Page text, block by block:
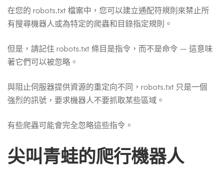
在您的 robots.txt 檔案中，您可以建立通配符規則來禁止所
有搜尋機器人或為特定的爬蟲和目錄指定規則。
但是，請記住 robots.txt 條目是指令，而不是命令 – 這意味
著它們可以被忽略。
與阻止伺服器提供資源的重定向不同，robots.txt 只是一個
強烈的訊號，要求機器人不要抓取某些區域。
有些爬蟲可能會完全忽略這些指令。
尖叫青蛙的爬行機器人